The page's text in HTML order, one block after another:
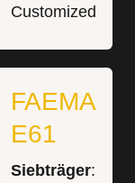
Customized
FAEMA
E61
Siebträger: